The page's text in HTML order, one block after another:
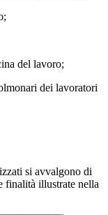
del lavoro;
dei lavoratori
si avvalgono di
finalità illustrate nella